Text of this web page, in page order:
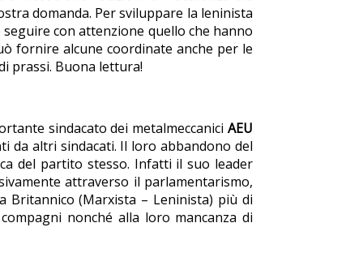
domanda. Per sviluppare la leninista
seguire con attenzione quello che hanno
fornire alcune coordinate anche per le
prassi. Buona lettura!
sindacato dei metalmeccaniciAEU
da altri sindacati. Il loro abbandono del
del partito stesso. Infatti il suo leader
attraverso il parlamentarismo,
Britannico (Marxista – Leninista) più di
nonché alla loro mancanza di